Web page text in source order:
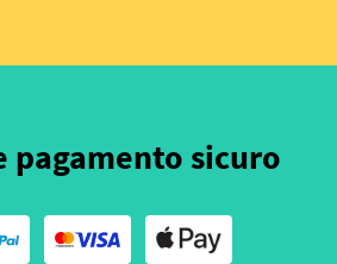
pagamento sicuro